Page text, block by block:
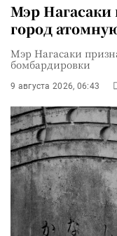
Мэр Нагасаки
город
Мэр Нагасаки
бомбардировки
9 августа 2026, 06:43